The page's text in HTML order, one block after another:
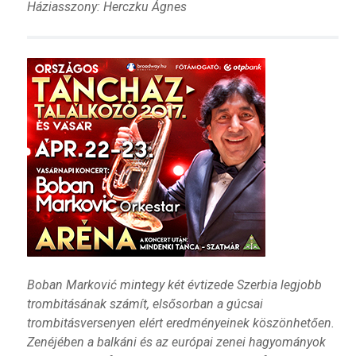
Háziasszony: Herczku Ágnes
Boban Marković mintegy két évtizede Szerbia legjobb
trombitásának számít, elsősorban a gúcsai
trombitásversenyen elért eredményeinek köszönhetően.
Zenéjében a balkáni és az európai zenei hagyományok